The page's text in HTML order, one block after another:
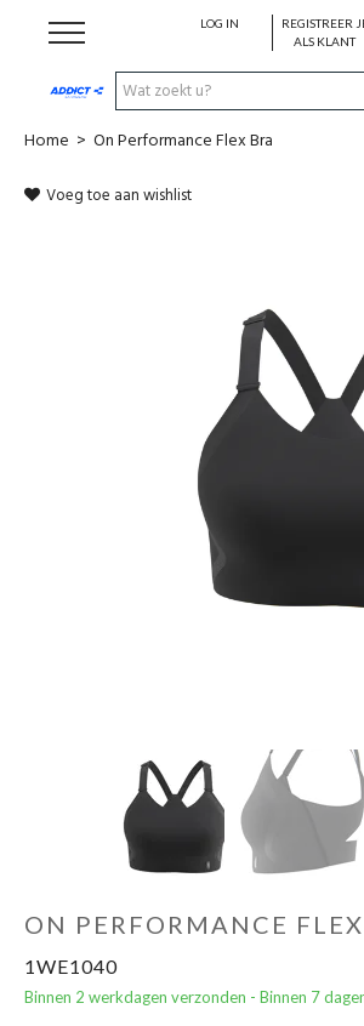
LOG IN
REGISTREER
ALS KLANT
Cadeaubon
Loopanalyse
Home > On Performance Flex Bra
Voeg toe aan wishlist
ON PERFORMANCE
1WE1040
Binnen 2 werkdagen verzonden - Binnen 7